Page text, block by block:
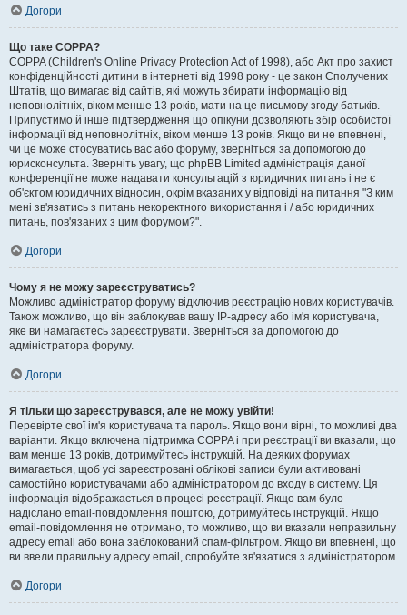
Догори
Що таке COPPA?
COPPA (Children's Online Privacy Protection Act of 1998), або Акт про захист
конфіденційності дитини в інтернеті від 1998 року - це закон Сполучених
Штатів, що вимагає від сайтів, які можуть збирати інформацію від
неповнолітніх, віком менше 13 років, мати на це письмову згоду батьків.
Припустимо й інше підтвердження що опікуни дозволяють збір особистої
інформації від неповнолітніх, віком менше 13 років. Якщо ви не впевнені,
чи це може стосуватись вас або форуму, зверніться за допомогою до
юрисконсульта. Зверніть увагу, що phpBB Limited адміністрація даної
конференції не може надавати консультацій з юридичних питань і не є
об'єктом юридичних відносин, окрім вказаних у відповіді на питання "З ким
мені зв'язатись з питань некоректного використання і / або юридичних
питань, пов'язаних з цим форумом?".
Догори
Чому я не можу зареєструватись?
Можливо адміністратор форуму відключив реєстрацію нових користувачів.
Також можливо, що він заблокував вашу IP-адресу або ім'я користувача,
яке ви намагаєтесь зареєструвати. Зверніться за допомогою до
адміністратора форуму.
Догори
Я тільки що зареєструвався, але не можу увійти!
Перевірте свої ім'я користувача та пароль. Якщо вони вірні, то можливі два
варіанти. Якщо включена підтримка COPPA і при реєстрації ви вказали, що
вам менше 13 років, дотримуйтесь інструкцій. На деяких форумах
вимагається, щоб усі зареєстровані облікові записи були активовані
самостійно користувачами або адміністратором до входу в систему. Ця
інформація відображається в процесі реєстрації. Якщо вам було
надіслано email-повідомлення поштою, дотримуйтесь інструкцій. Якщо
email-повідомлення не отримано, то можливо, що ви вказали неправильну
адресу email або вона заблокований спам-фільтром. Якщо ви впевнені, що
ви ввели правильну адресу email, спробуйте зв'язатися з адміністратором.
Догори